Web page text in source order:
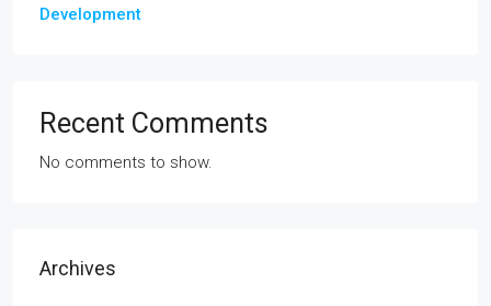
Development
Recent Comments
No comments to show.
Archives